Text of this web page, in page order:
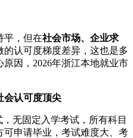
平，但在社会市场、企业求
的认可度梯度差异，这也是多
因，2026年浙江本地就业市
会认可度顶尖
无固定入学考试，所有科目
申请毕业，考试难度大、考